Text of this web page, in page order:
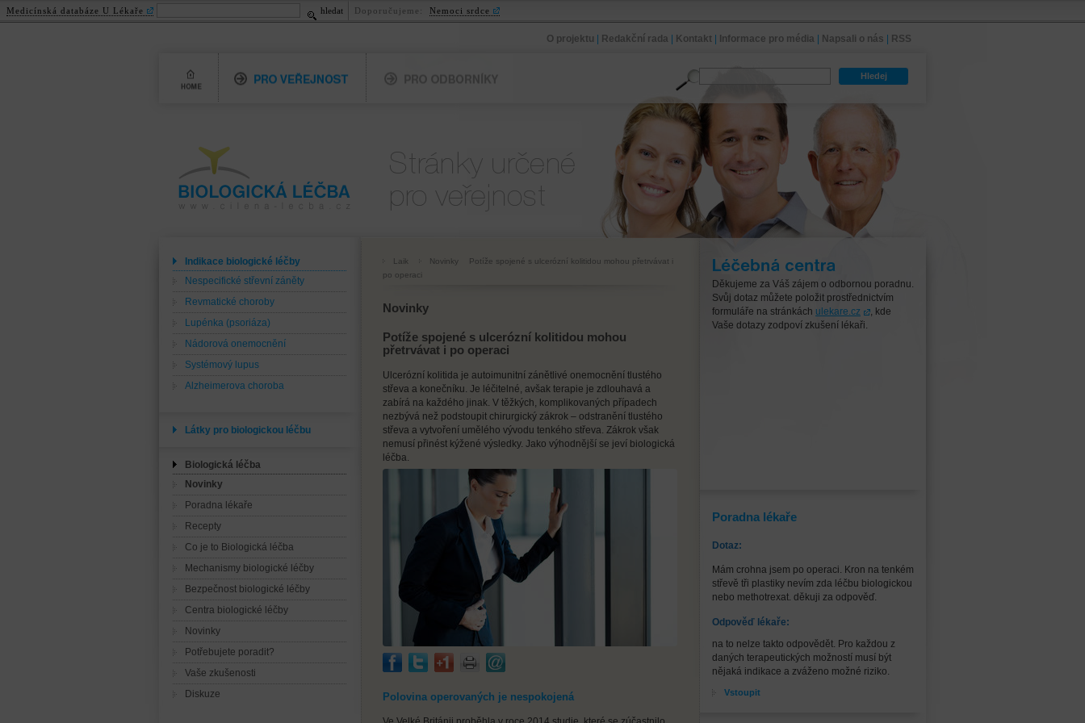
O projektu Redakční rada Kontakt Informace pro média Napsali o nás
RSS
Hledej
Biologická léčba Pro veřejnost
Indikace biologické léčby
Nespecifické střevní záněty
Revmatické choroby
Lupénka (psoriáza)
Nádorová onemocnění
Systémový lupus
Alzheimerova choroba
Látky pro biologickou léčbu
Biologická léčba
Novinky
Poradna lékaře
Recepty
Co je to Biologická léčba
Mechanismy biologické léčby
Bezpečnost biologické léčby
Centra biologické léčby
Novinky
Potřebujete poradit?
Vaše zkušenosti
Diskuze
Laik Novinky
Potíže spojené s ulcerózní kolitidou mohou přetrvávat i
po operaci
Novinky
Potíže spojené s ulcerózní kolitidou mohou
přetrvávat i po operaci
Ulcerózní kolitida je autoimunitní zánětlivé onemocnění tlustého
střeva a konečníku. Je léčitelné, avšak terapie je zdlouhavá a
zabírá na každého jinak. V těžkých, komplikovaných případech
nezbývá než podstoupit chirurgický zákrok – odstranění tlustého
střeva a vytvoření umělého vývodu tenkého střeva. Zákrok však
nemusí přinést kýžené výsledky. Jako výhodnější se jeví biologická
léčba.
Polovina operovaných je nespokojená
Léčebná centra
Děkujeme za Váš zájem o odbornou poradnu.
Svůj dotaz můžete položit prostřednictvím
formuláře na stránkách ulekare.cz
, kde
Vaše dotazy zodpoví zkušení lékaři.
Poradna lékaře
Dotaz:
Mám crohna jsem po operaci. Kron na tenkém
střevě tři plastiky nevím zda léčbu biologickou
nebo methotrexat. děkuji za odpověď.
Odpověď lékaře:
na to nelze takto odpovědět. Pro každou z
daných terapeutických možností musí být
nějaká indikace a zváženo možné riziko.
Vstoupit
Medicínská databáze U Lékaře hledat Doporučujeme: Nemoci srdce